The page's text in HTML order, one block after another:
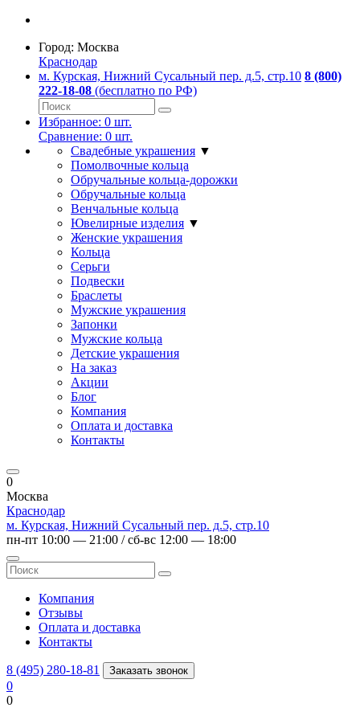
Город: Москва
Краснодар
м. Курская, Нижний Сусальный пер. д.5, стр.10 8 (800)
222-18-08 (бесплатно по РФ)
Избранное: 0 шт.
Сравнение: 0 шт.
Свадебные украшения ▼
Помолвочные кольца
Обручальные кольца-дорожки
Обручальные кольца
Венчальные кольца
Ювелирные изделия ▼
Женские украшения
Кольца
Серьги
Подвески
Браслеты
Мужские украшения
Запонки
Мужские кольца
Детские украшения
На заказ
Акции
Блог
Компания
Оплата и доставка
Контакты
0
Москва
Краснодар
м. Курская, Нижний Сусальный пер. д.5, стр.10
пн-пт 10:00 — 21:00 / сб-вс 12:00 — 18:00
Компания
Отзывы
Оплата и доставка
Контакты
8 (495) 280-18-81 Заказать звонок
0
0